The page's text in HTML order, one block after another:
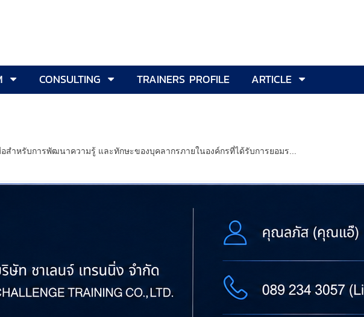
CONSULTING TRAINERS PROFILE ARTICLE
สำหรับการพัฒนาความรู้ และทักษะของบุคลากรภายในองค์กรที่ได้รับการยอมร...